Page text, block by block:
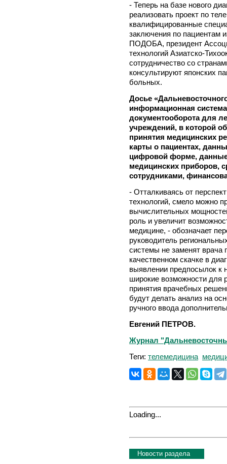
- Теперь на базе нового
реализовать проект по
квалифицированные
заключения по пациентам
ПОДОБА, президент
технологий Азиатско-
сотрудничество со
консультируют японских
больных.
Досье
информационная
документооборота для
учреждений, в которой
принятия медицинских
карты о пациентах,
цифровой форме, данные
медицинских приборов,
сотрудниками,
- Отталкиваясь от
технологий, смело можно
вычислительных
роль и увеличит
медицине, - обозначает
руководитель
системы не заменят врача
качественном скачке в
выявлении предпосылок к
широкие возможности для
принятия врачебных
будут делать анализ на
ручного ввода
Евгений ПЕТРОВ.
Журнал
Теги: телемедицина
Loading...
Новости раздела